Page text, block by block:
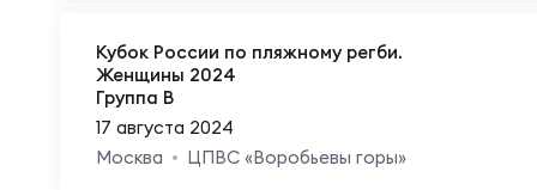
Кубок России по пляжному регби.
Женщины 2024
Группа B
17 августа 2024
Москва
ЦПВС «Воробьевы горы»